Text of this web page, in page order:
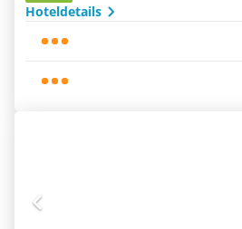
Hoteldetails